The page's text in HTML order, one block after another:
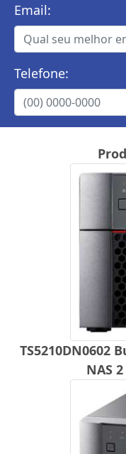
Email:
Telefone:
TS5210DN0602
NAS